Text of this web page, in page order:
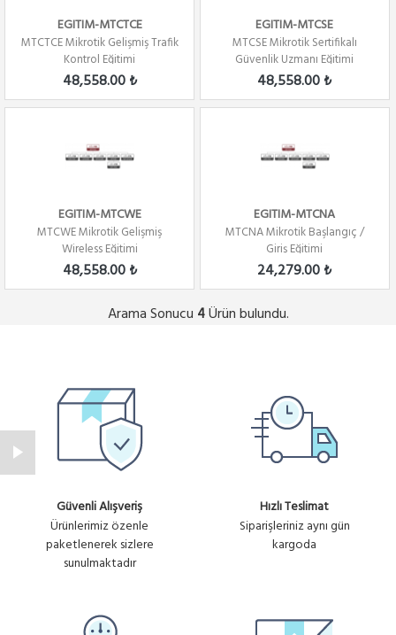
EGITIM-MTCTCE
MTCTCE Mikrotik Gelişmiş Trafik
Kontrol Eğitimi
48,558.00 ₺
EGITIM-MTCSE
MTCSE Mikrotik Sertifikalı
Güvenlik Uzmanı Eğitimi
48,558.00 ₺
EGITIM-MTCWE
MTCWE Mikrotik Gelişmiş
Wireless Eğitimi
48,558.00 ₺
EGITIM-MTCNA
MTCNA Mikrotik Başlangıç /
Giriş Eğitimi
24,279.00 ₺
Arama Sonucu 4Ürün bulundu.
Güvenli Alışveriş
Ürünlerimiz özenle
paketlenerek sizlere
sunulmaktadır
Hızlı Teslimat
Siparişleriniz aynı gün
kargoda